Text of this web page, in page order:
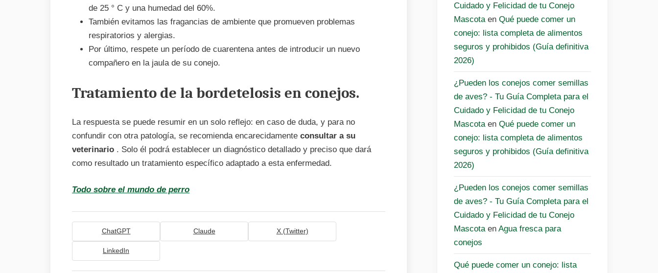
de 25 ° C y una humedad del 60%.
También evitamos las fragancias de ambiente que promueven problemas
respiratorios y alergias.
Por último, respete un período de cuarentena antes de introducir un nuevo
compañero en la jaula de su conejo.
Tratamiento de la bordetelosis en conejos.
La respuesta se puede resumir en un solo reflejo: en caso de duda, y para no
confundir con otra patología, se recomienda encarecidamente consultar a su
veterinario . Solo él podrá establecer un diagnóstico detallado y preciso que dará
como resultado un tratamiento específico adaptado a esta enfermedad.
Todo sobre el mundo de perro
ChatGPT Claude X (Twitter)
LinkedIn
Cuidado y Felicidad de tu Conejo
Mascota en Qué puede comer un
conejo: lista completa de alimentos
seguros y prohibidos (Guía definitiva
2026)
¿Pueden los conejos comer semillas
de aves? - Tu Guía Completa para el
Cuidado y Felicidad de tu Conejo
Mascota en Qué puede comer un
conejo: lista completa de alimentos
seguros y prohibidos (Guía definitiva
2026)
¿Pueden los conejos comer semillas
de aves? - Tu Guía Completa para el
Cuidado y Felicidad de tu Conejo
Mascota en Agua fresca para
conejos
Qué puede comer un conejo: lista